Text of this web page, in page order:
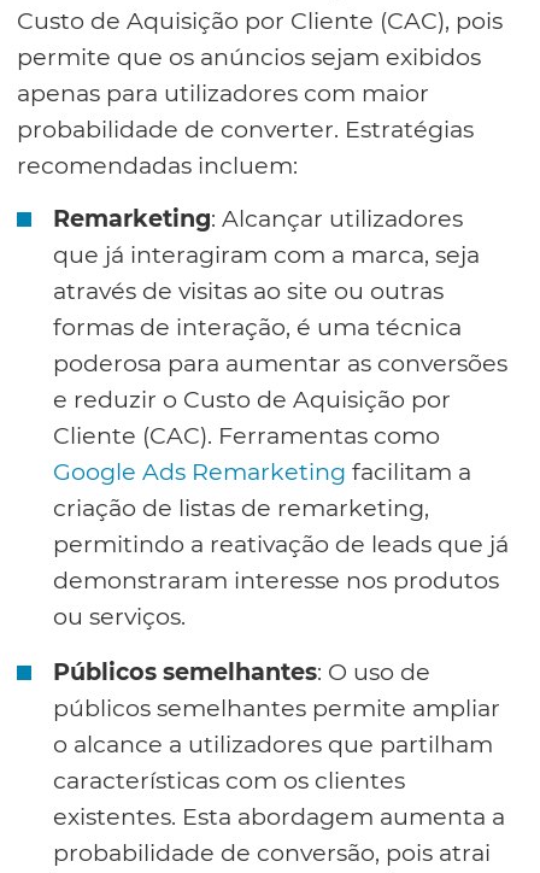
Custo de Aquisição por Cliente (CAC), pois
permite que os anúncios sejam exibidos
apenas para utilizadores com maior
probabilidade de converter. Estratégias
recomendadas incluem:
Remarketing: Alcançar utilizadores
que já interagiram com a marca, seja
através de visitas ao site ou outras
formas de interação, é uma técnica
poderosa para aumentar as conversões
e reduzir o Custo de Aquisição por
Cliente (CAC). Ferramentas como
Google Ads Remarketing facilitam a
criação de listas de remarketing,
permitindo a reativação de leads que já
demonstraram interesse nos produtos
ou serviços.
Públicos semelhantes: O uso de
públicos semelhantes permite ampliar
o alcance a utilizadores que partilham
características com os clientes
existentes. Esta abordagem aumenta a
probabilidade de conversão, pois atrai